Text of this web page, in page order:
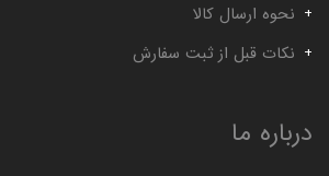
نحوه ارسال کالا
نکات قبل از ثبت سفارش
درباره ما